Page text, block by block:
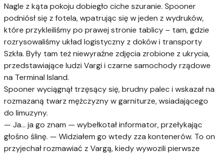
Nagle z kąta pokoju dobiegło ciche szuranie. Spooner
podniósł się z fotela, wpatrując się w jeden z wydruków,
które przykleiliśmy po prawej stronie tablicy – tam, gdzie
rozrysowaliśmy układ logistyczny z doków i transporty
Szkła. Były tam też niewyraźne zdjęcia zrobione z ukrycia,
przedstawiające ludzi Vargi i czarne samochody rządowe
na Terminal Island.
Spooner wyciągnął trzęsący się, brudny palec i wskazał na
rozmazaną twarz mężczyzny w garniturze, wsiadającego
do limuzyny.
— Ja... ja go znam — wybełkotał informator, przełykając
głośno ślinę. — Widziałem go wtedy zza kontenerów. To on
przyjechał rozmawiać z Vargą, kiedy wywozili pierwsze